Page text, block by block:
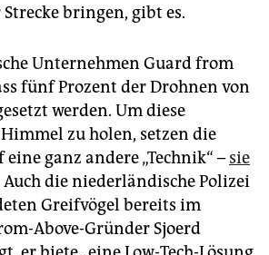
bringen, gibt es.
Unternehmen Guard from
fünf Prozent der Drohnen von
werden. Um diese
zu holen, setzen die
ganz andere „Technik“ –sie
Auch die niederländische Polizei
Greifvögel bereits im
Above-Gründer Sjoerd